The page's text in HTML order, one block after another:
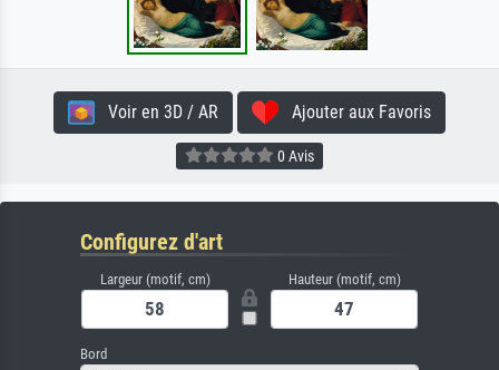
Voir en 3D / AR Ajouter aux Favoris
0 Avis
Configurez d'art
Largeur (motif, cm) Hauteur (motif, cm)
Bord